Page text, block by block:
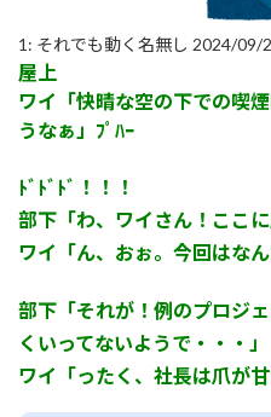
1: それでも動く名無し 2024/09/
屋上
ワイ「快晴な空の下での喫
うなぁ」ﾌﾟﾊｰ
ﾄﾞﾄﾞﾄﾞ！！！
部下「わ、ワイさん！ここに
ワイ「ん、おぉ。今回はなん
部下「それが！例のプロジ
くいってないようで・・・」
ワイ「ったく、社長は爪が